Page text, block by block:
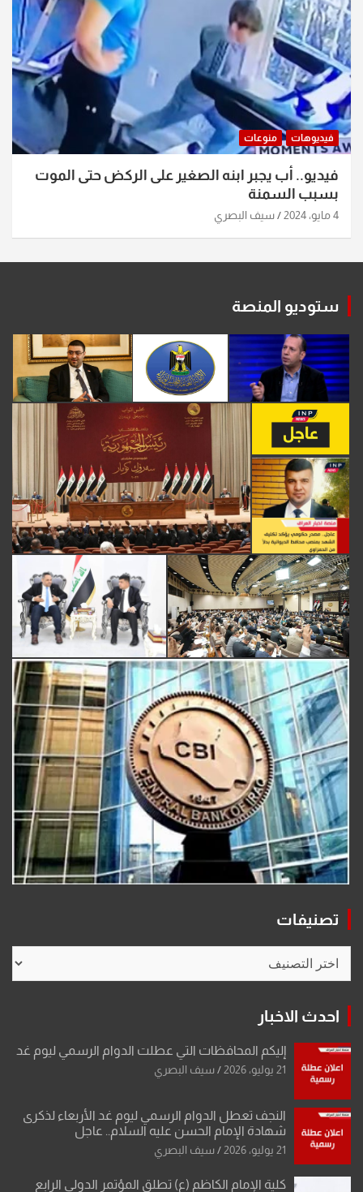
فيديوهات منوعات
فيديو.. أب يجبر ابنه الصغير على الركض حتى الموت
بسبب السمنة
4 مايو، 2024 سيف البصري
ستوديو المنصة
تصنيفات
احدث الاخبار
إليكم المحافظات التي عطلت الدوام الرسمي ليوم غد
21 يوليو، 2026 سيف البصري
النجف تعطل الدوام الرسمي ليوم غد الأربعاء لذكرى
شهادة الإمام الحسن عليه السلام.. عاجل
21 يوليو، 2026 سيف البصري
كلية الإمام الكاظم (ع) تطلق المؤتمر الدولي الرابع